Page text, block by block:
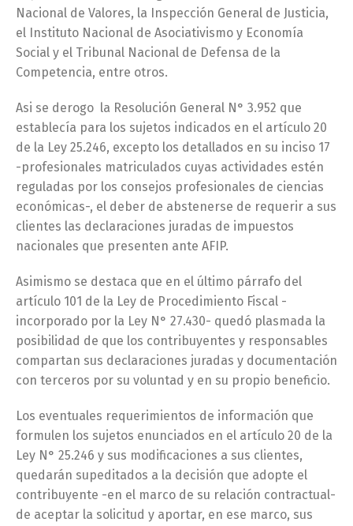
Nacional de Valores, la Inspección General de Justicia,
el Instituto Nacional de Asociativismo y Economía
Social y el Tribunal Nacional de Defensa de la
Competencia, entre otros.
Asi se derogo la Resolución General N° 3.952 que
establecía para los sujetos indicados en el artículo 20
de la Ley 25.246, excepto los detallados en su inciso 17
-profesionales matriculados cuyas actividades estén
reguladas por los consejos profesionales de ciencias
económicas-, el deber de abstenerse de requerir a sus
clientes las declaraciones juradas de impuestos
nacionales que presenten ante AFIP.
Asimismo se destaca que en el último párrafo del
artículo 101 de la Ley de Procedimiento Fiscal -
incorporado por la Ley N° 27.430- quedó plasmada la
posibilidad de que los contribuyentes y responsables
compartan sus declaraciones juradas y documentación
con terceros por su voluntad y en su propio beneficio.
Los eventuales requerimientos de información que
formulen los sujetos enunciados en el artículo 20 de la
Ley N° 25.246 y sus modificaciones a sus clientes,
quedarán supeditados a la decisión que adopte el
contribuyente -en el marco de su relación contractual-
de aceptar la solicitud y aportar, en ese marco, sus